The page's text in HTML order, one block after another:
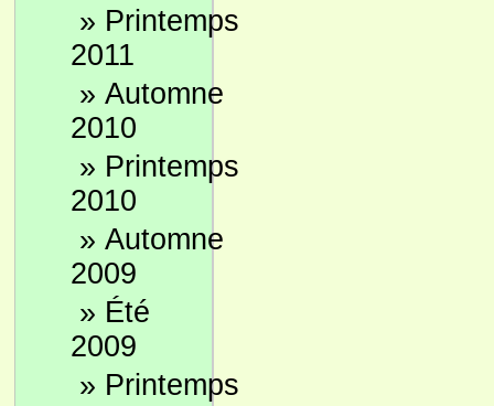
» Printemps
2011
» Automne
2010
» Printemps
2010
» Automne
2009
» Été
2009
» Printemps